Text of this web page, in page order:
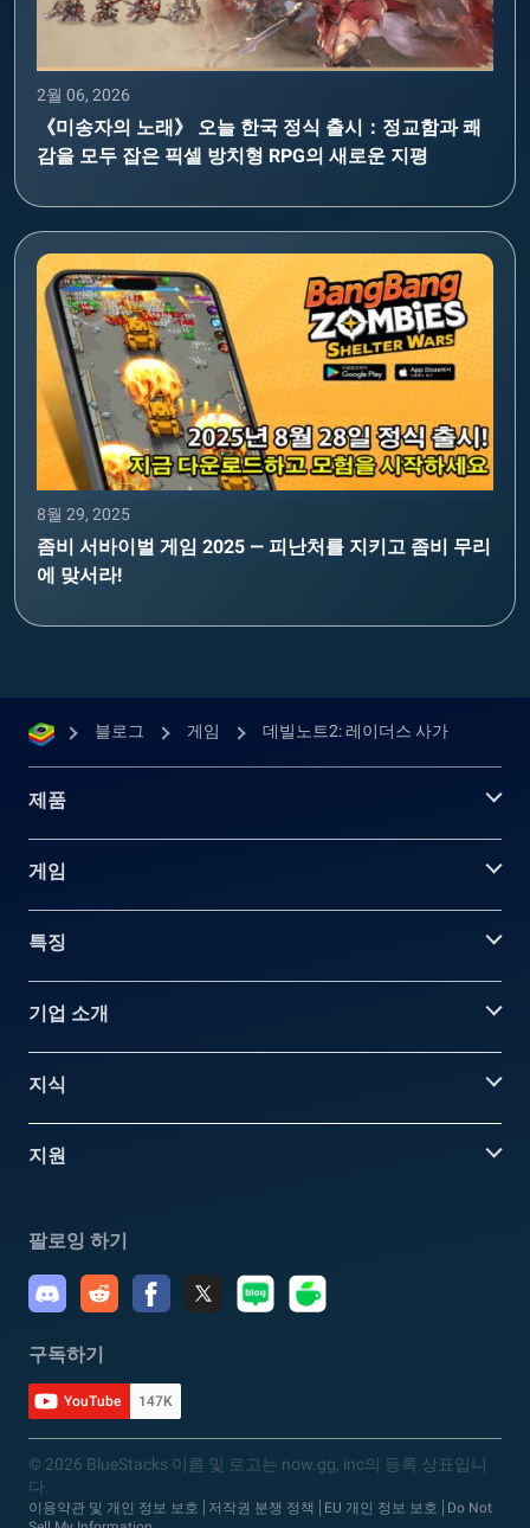
2월 06, 2026
《미송자의 노래》 오늘 한국 정식 출시：정교함과 쾌
감을 모두 잡은 픽셀 방치형 RPG의 새로운 지평
8월 29, 2025
좀비 서바이벌 게임 2025 — 피난처를 지키고 좀비 무리
에 맞서라!
블로그 게임 데빌노트2: 레이더스 사가
제품
게임
특징
기업 소개
지식
지원
팔로잉 하기
구독하기
YouTube 147K
© 2026 BlueStacks 이름 및 로고는 now.gg, inc의 등록 상표입니
다.
이용약관 및 개인 정보 보호 저작권 분쟁 정책 EU 개인 정보 보호
Do Not